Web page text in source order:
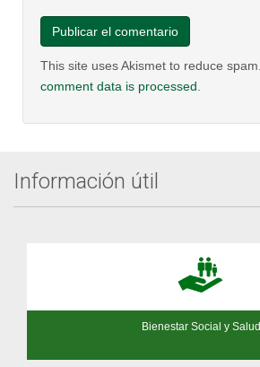
This site uses Akismet to reduce spam.
comment data is processed
Información útil
Bienestar Social y Salud